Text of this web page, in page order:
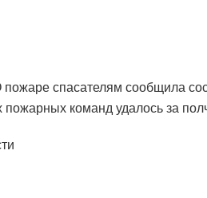
спасателям сообщила
команд удалось за